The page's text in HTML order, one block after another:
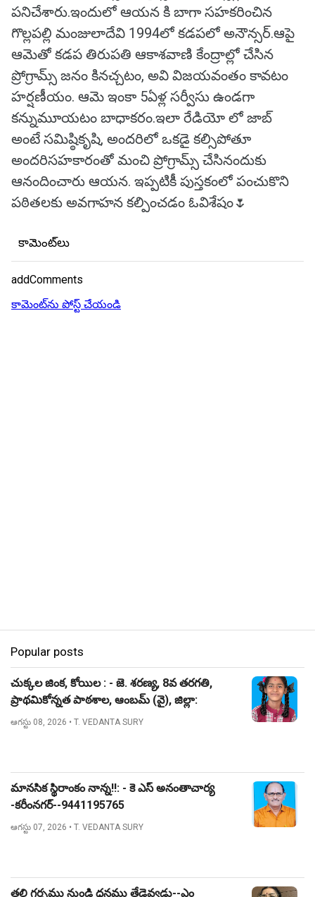
పనిచేశారు.ఇందులో ఆయన కి బాగా సహకరించిన
గొల్లపల్లి మంజులాదేవి 1994లో కడపలో అనౌన్సర్.ఆపై
ఆమెతో కడప తిరుపతి ఆకాశవాణి కేంద్రాల్లో చేసిన
ప్రోగ్రామ్స్ జనం కినచ్చటం, అవి విజయవంతం కావటం
హర్షణీయం. ఆమె ఇంకా 5ఏళ్ల సర్వీసు ఉండగా
కన్నుమూయటం బాధాకరం.ఇలా రేడియో లో జాబ్
అంటే సమిష్ఠికృషి, అందరిలో ఒకడై కల్సిపోతూ
అందరిసహకారంతో మంచి ప్రోగ్రామ్స్ చేసినందుకు
ఆనందించారు ఆయన. ఇప్పటికీ పుస్తకంలో పంచుకొని
పఠితలకు అవగాహన కల్పించడం ఓవిశేషం🌷
కామెంట్‌లు
addComments
కామెంట్‌ను పోస్ట్ చేయండి
Popular posts
చుక్కల జింక, కోయిల : - జె. శరణ్య, 8వ తరగతి,
ప్రాథమికోన్నత పాఠశాల, ఆంబమ్ (వై), జిల్లా:
నిజామాబాద్.
ఆగస్టు 08, 2026 • T. VEDANTA SURY
మానసిక స్థిరాంకం నాన్న!!: - కె ఎస్ అనంతాచార్య
-కరీంనగర్--9441195765
ఆగస్టు 07, 2026 • T. VEDANTA SURY
తల్లి గర్భము నుండి ధనము తేడెవ్వడు--ఎం